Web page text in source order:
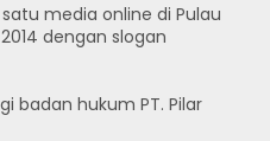
media online di Pulau
dengan slogan
badan hukum PT. Pilar